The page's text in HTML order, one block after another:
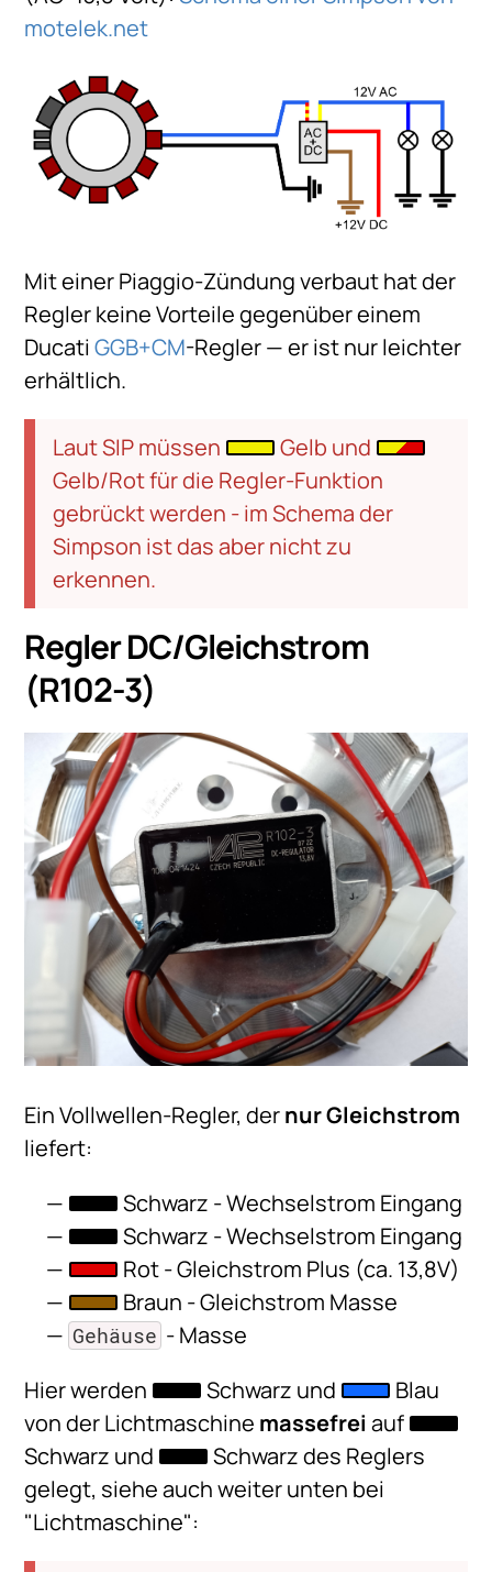
motelek.net
Mit einer Piaggio-Zündung verbaut hat der
Regler keine Vorteile gegenüber einem
DucatiGGB+CM-Regler — er ist nur leichter
erhältlich.
Laut SIP müssen
Gelb und
Gelb/Rot für die Regler-Funktion
gebrückt werden - im Schema der
Simpson ist das aber nicht zu
erkennen.
Regler DC/Gleichstrom
(R102-3)
Ein Vollwellen-Regler, dernur Gleichstrom
liefert:
Schwarz - Wechselstrom Eingang
Schwarz - Wechselstrom Eingang
Rot - Gleichstrom Plus (ca. 13,8V)
Braun - Gleichstrom Masse
Gehäuse - Masse
Hier werden
Schwarz und
Blau
von der Lichtmaschine massefrei auf
Schwarz und
Schwarz des Reglers
gelegt, siehe auch weiter unten bei
"Lichtmaschine":